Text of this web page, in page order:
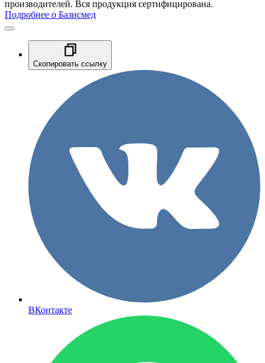
производителей. Вся продукция сертифицирована.
Подробнее о Базисмед
Скопировать ссылку
ВКонтакте